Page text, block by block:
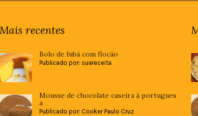
Mais recentes
Bolo de fubá com flocão
Publicado por: suareceita
Mousse de chocolate caseira à portugues
a
Publicado por: Cooker Paulo Cruz